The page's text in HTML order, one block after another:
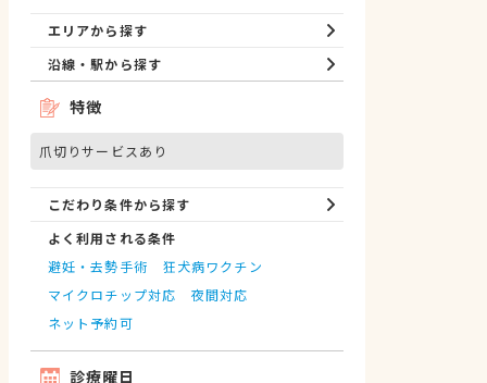
エリアから探す
沿線・駅から探す
特徴
爪切りサービスあり
こだわり条件から探す
よく利用される条件
避妊・去勢手術
狂犬病ワクチン
マイクロチップ対応
夜間対応
ネット予約可
診療曜日